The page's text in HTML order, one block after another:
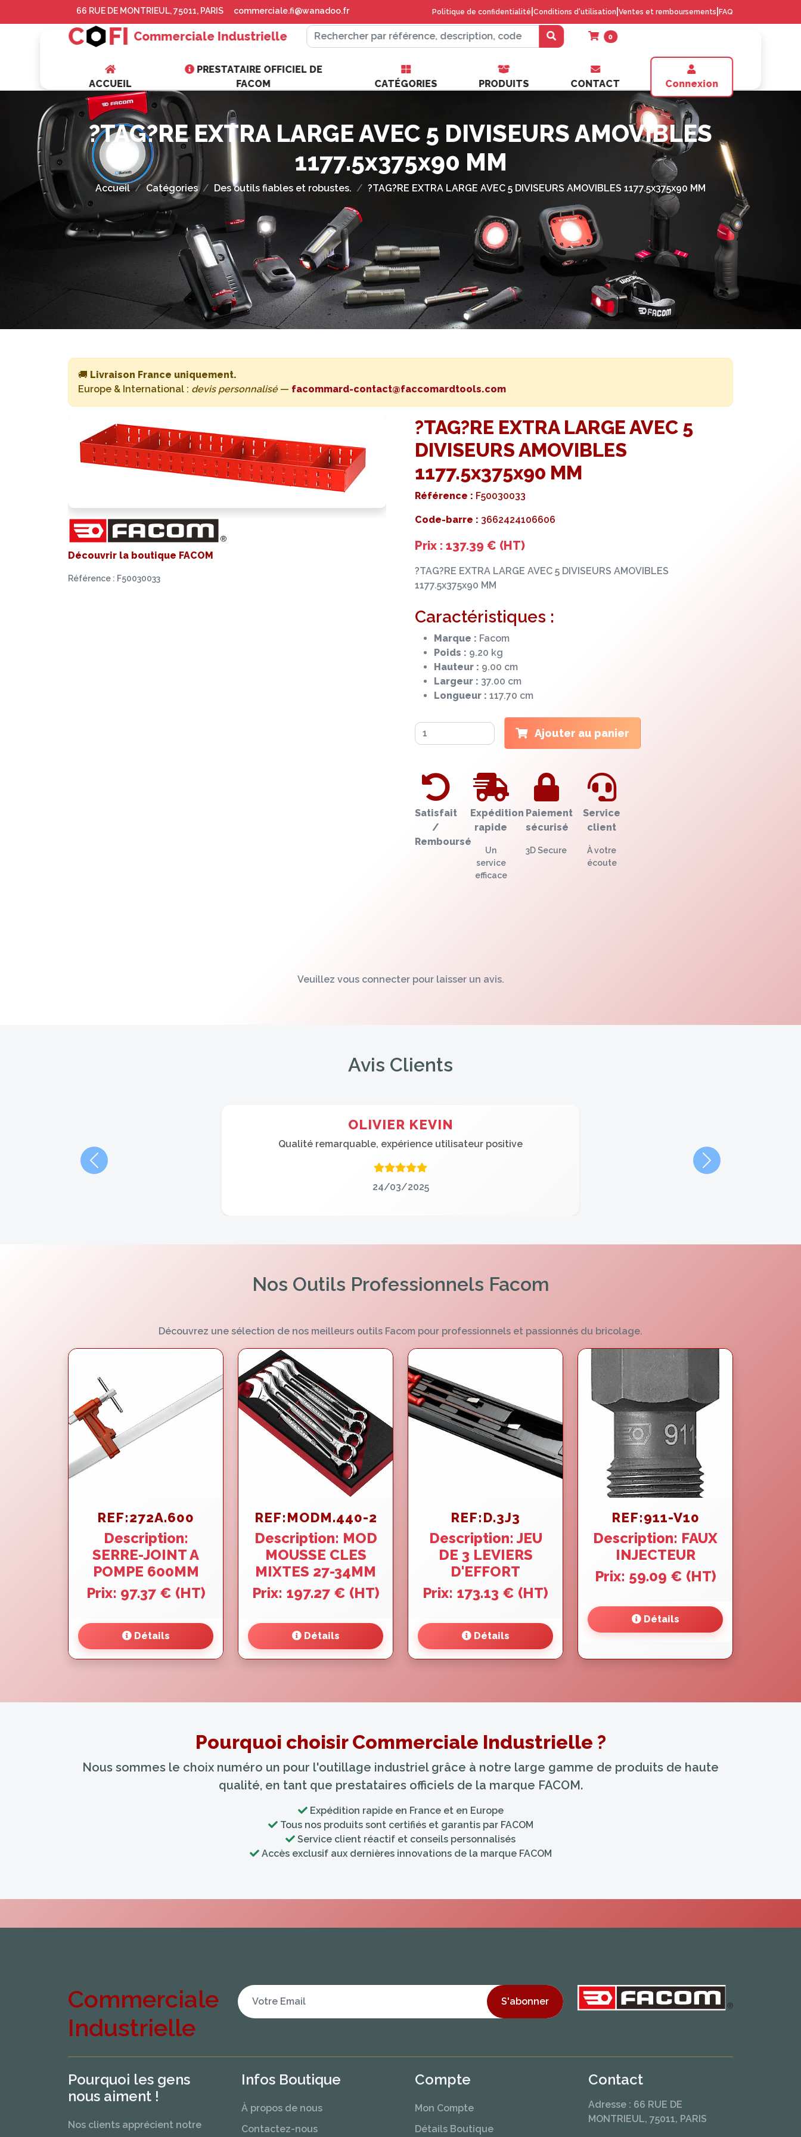
66 RUE DE MONTRIEUL, 75011, PARIS commerciale.fi@wanadoo.fr Politique de confidentialité Conditions d'utilisation Ventes et remboursements FAQ
C FI Commerciale Industrielle 0
ACCUEIL
PRESTATAIRE OFFICIEL DE
FACOM
CATÉGORIES PRODUITS CONTACT Connexion
?TAG?RE EXTRA LARGE AVEC 5 DIVISEURS AMOVIBLES
1177.5x375x90 MM
Accueil Catégories Des outils fiables et robustes. ?TAG?RE EXTRA LARGE AVEC 5 DIVISEURS AMOVIBLES 1177.5x375x90 MM
🚚 Livraison France uniquement.
Europe & International : devis personnalisé— facommard-contact@faccomardtools.com
Découvrir la boutique FACOM
Référence : F50030033
?TAG?RE EXTRA LARGE AVEC 5
DIVISEURS AMOVIBLES
1177.5x375x90 MM
Référence : F50030033
Code-barre : 3662424106606
Prix : 137.39 € (HT)
?TAG?RE EXTRA LARGE AVEC 5 DIVISEURS AMOVIBLES
1177.5x375x90 MM
Caractéristiques :
Marque : Facom
Poids : 9.20 kg
Hauteur : 9.00 cm
Largeur : 37.00 cm
Longueur : 117.70 cm
Ajouter au panier
Satisfait
/
Remboursé
Expédition
rapide
Un
service
efficace
Paiement
sécurisé
3D Secure
Service
client
À votre
écoute
Veuillez vous connecter pour laisser un avis.
Avis Clients
FOSSAERT GUILLAUME
Très satisfait, outil de grande qualité
24/03/2025
Précédent Suivant
Nos Outils Professionnels Facom
Découvrez une sélection de nos meilleurs outils Facom pour professionnels et passionnés du bricolage.
REF:272A.600
Description:
SERRE-JOINT A
POMPE 600MM
Prix: 97.37 € (HT)
Détails
REF:MODM.440-2
Description: MOD
MOUSSE CLES
MIXTES 27-34MM
Prix: 197.27 € (HT)
Détails
REF:D.3J3
Description: JEU
DE 3 LEVIERS
D'EFFORT
Prix: 173.13 € (HT)
Détails
REF:911-V10
Description: FAUX
INJECTEUR
Prix: 59.09 € (HT)
Détails
Pourquoi choisir Commerciale Industrielle ?
Nous sommes le choix numéro un pour l'outillage industriel grâce à notre large gamme de produits de haute
qualité, en tant que prestataires officiels de la marque FACOM.
Expédition rapide en France et en Europe
Tous nos produits sont certifiés et garantis par FACOM
Service client réactif et conseils personnalisés
Accès exclusif aux dernières innovations de la marque FACOM
Commerciale
Industrielle
S'abonner
Pourquoi les gens
nous aiment !
Nos clients apprécient notre
Infos Boutique
À propos de nous
Contactez-nous
Compte
Mon Compte
Détails Boutique
Contact
Adresse : 66 RUE DE
MONTRIEUL, 75011, PARIS